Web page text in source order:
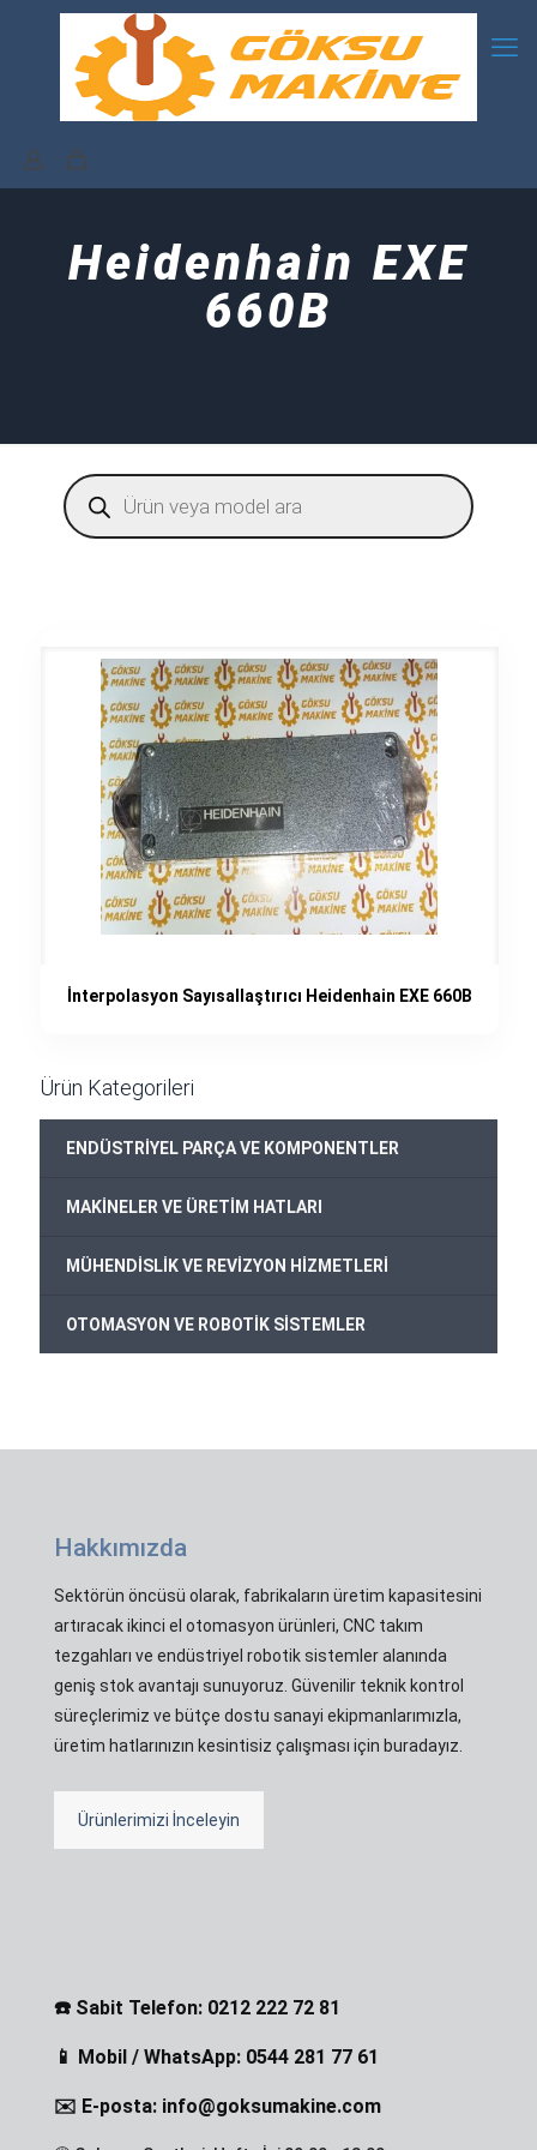
Heidenhain EXE
660B
Products
search
İnterpolasyon Sayısallaştırıcı Heidenhain EXE 660B
Ürün Kategorileri
ENDÜSTRİYEL PARÇA VE KOMPONENTLER
MAKİNELER VE ÜRETİM HATLARI
MÜHENDİSLİK VE REVİZYON HİZMETLERİ
OTOMASYON VE ROBOTİK SİSTEMLER
Hakkımızda
Sektörün öncüsü olarak, fabrikaların üretim kapasitesini
artıracak ikinci el otomasyon ürünleri, CNC takım
tezgahları ve endüstriyel robotik sistemler alanında
geniş stok avantajı sunuyoruz. Güvenilir teknik kontrol
süreçlerimiz ve bütçe dostu sanayi ekipmanlarımızla,
üretim hatlarınızın kesintisiz çalışması için buradayız.
Ürünlerimizi İnceleyin
☎️ Sabit Telefon: 0212 222 72 81
📱 Mobil / WhatsApp: 0544 281 77 61
✉️ E-posta: info@goksumakine.com